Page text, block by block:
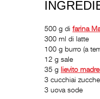
500 g di farina
300 ml di latte
100 g burro (a
12 g sale
35 g lievito
3 cucchiai
3 uova sode